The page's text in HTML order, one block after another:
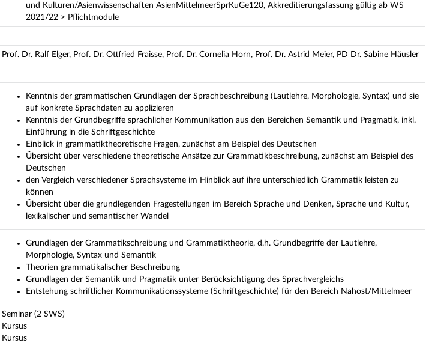
und Kulturen/Asienwissenschaften AsienMittelmeerSprKuGe120, Akkreditierungsfassung gültig ab WS
2021/22 > Pflichtmodule
Prof. Dr. Ralf Elger, Prof. Dr. Ottfried Fraisse, Prof. Dr. Cornelia Horn, Prof. Dr. Astrid Meier, PD Dr. Sabine Häusler
Kenntnis der grammatischen Grundlagen der Sprachbeschreibung (Lautlehre, Morphologie, Syntax) und sie
auf konkrete Sprachdaten zu applizieren
Kenntnis der Grundbegriffe sprachlicher Kommunikation aus den Bereichen Semantik und Pragmatik, inkl.
Einführung in die Schriftgeschichte
Einblick in grammatiktheoretische Fragen, zunächst am Beispiel des Deutschen
Übersicht über verschiedene theoretische Ansätze zur Grammatikbeschreibung, zunächst am Beispiel des
Deutschen
den Vergleich verschiedener Sprachsysteme im Hinblick auf ihre unterschiedlich Grammatik leisten zu
können
Übersicht über die grundlegenden Fragestellungen im Bereich Sprache und Denken, Sprache und Kultur,
lexikalischer und semantischer Wandel
Grundlagen der Grammatikschreibung und Grammatiktheorie, d.h. Grundbegriffe der Lautlehre,
Morphologie, Syntax und Semantik
Theorien grammatikalischer Beschreibung
Grundlagen der Semantik und Pragmatik unter Berücksichtigung des Sprachvergleichs
Entstehung schriftlicher Kommunikationssysteme (Schriftgeschichte) für den Bereich Nahost/Mittelmeer
Seminar (2 SWS)
Kursus
Kursus